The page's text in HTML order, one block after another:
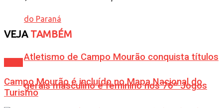
Atletismo de Campo Mourão conquista títulos
gerais masculino e feminino nos 76º Jogos
VEJATAMBÉM
Campo Mourão é incluído no Mapa Nacional do
Turismo